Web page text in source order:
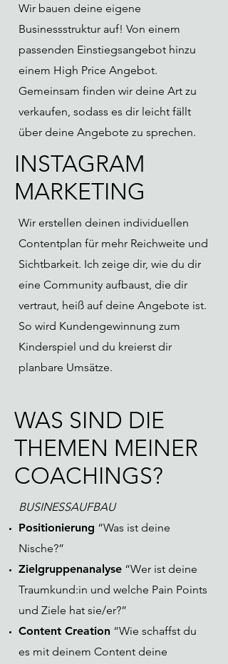
Wir bauen deine eigene
Businessstruktur auf! Von einem
passenden Einstiegsangebot hinzu
einem High Price Angebot.
Gemeinsam finden wir deine Art zu
verkaufen, sodass es dir leicht fällt
über deine Angebote zu sprechen.
INSTAGRAM
MARKETING
Wir erstellen deinen individuellen
Contentplan für mehr Reichweite und
Sichtbarkeit. Ich zeige dir, wie du dir
eine Community aufbaust, die dir
vertraut, heiß auf deine Angebote ist.
So wird Kundengewinnung zum
Kinderspiel und du kreierst dir
planbare Umsätze.
WAS SIND DIE
THEMEN MEINER
COACHINGS?
BUSINESSAUFBAU
Positionierung “Was ist deine
Nische?”
Zielgruppenanalyse “Wer ist deine
Traumkund:in und welche Pain Points
und Ziele hat sie/er?”
Content Creation “Wie schaffst du
es mit deinem Content deine